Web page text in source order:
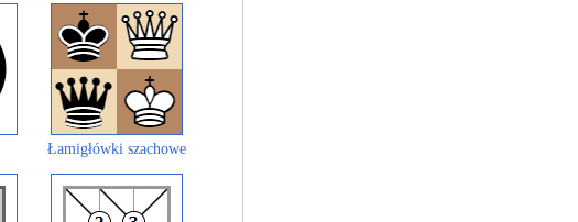
Łamigłówki szachowe